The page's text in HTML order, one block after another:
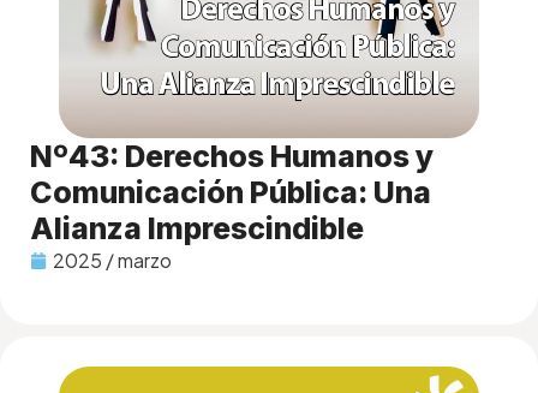
Nº43: Derechos Humanos y
Comunicación Pública: Una
Alianza Imprescindible
2025 / marzo